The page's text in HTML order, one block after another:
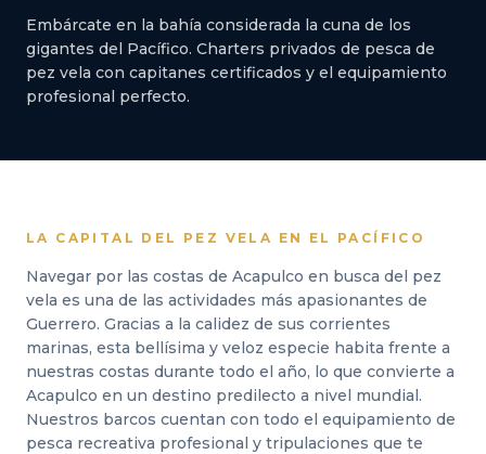
Embárcate en la bahía considerada la cuna de los
gigantes del Pacífico. Charters privados de pesca de
pez vela con capitanes certificados y el equipamiento
profesional perfecto.
LA CAPITAL DEL PEZ VELA EN EL PACÍFICO
Navegar por las costas de Acapulco en busca del pez
vela es una de las actividades más apasionantes de
Guerrero. Gracias a la calidez de sus corrientes
marinas, esta bellísima y veloz especie habita frente a
nuestras costas durante todo el año, lo que convierte a
Acapulco en un destino predilecto a nivel mundial.
Nuestros barcos cuentan con todo el equipamiento de
pesca recreativa profesional y tripulaciones que te